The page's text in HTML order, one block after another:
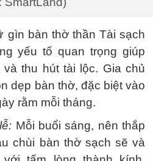
gìn bàn thờ thần Tài sạch
yếu tố quan trọng giúp
thu hút tài lộc. Gia chủ
dẹp bàn thờ, đặc biệt vào
rằm mỗi tháng.
Mỗi buổi sáng, nên thắp
chùi bàn thờ sạch sẽ và